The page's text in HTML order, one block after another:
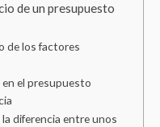
de un presupuesto
de los factores
en el presupuesto
diferencia entre unos